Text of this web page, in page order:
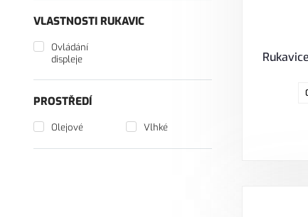
VLASTNOSTI RUKAVIC
Ovládání
displeje
PROSTŘEDÍ
Olejové Vlhké